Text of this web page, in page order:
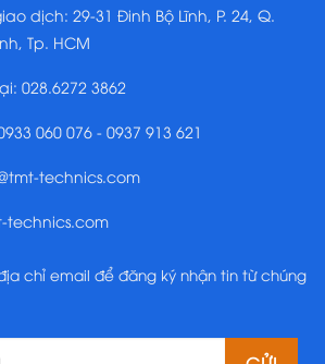
dịch: 29-31 Đinh Bộ Lĩnh, P. 24, Q.
Tp. HCM
028.6272 3862
060 076 - 0937 913 621
technics.com
technics.com
chỉ email để đăng ký nhận tin từ chúng